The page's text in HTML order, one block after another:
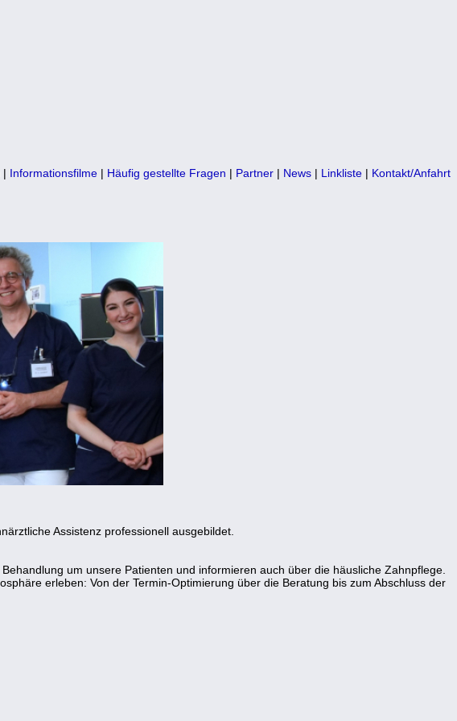
| Informationsfilme | Häufig gestellte Fragen | Partner | News | Linkliste | Kontakt/Anfahrt
Assistenz professionell ausgebildet.
um unsere Patienten und informieren auch über die häusliche Zahnpflege.
erleben: Von der Termin-Optimierung über die Beratung bis zum Abschluss der